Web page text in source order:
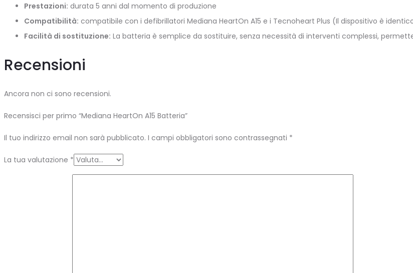
Prestazioni: durata 5 anni dal momento di produzione
Compatibilità: compatibile con i defibrillatori Mediana HeartOn A15 e i Tecnoheart Plus (Il dispositivo è
Facilità di sostituzione: La batteria è semplice da sostituire, senza necessità di interventi complessi,
Recensioni
Ancora non ci sono recensioni.
Recensisci per primo “Mediana HeartOn A15 Batteria”
Il tuo indirizzo email non sarà pubblicato. I campi obbligatori sono contrassegnati *
La tua valutazione *